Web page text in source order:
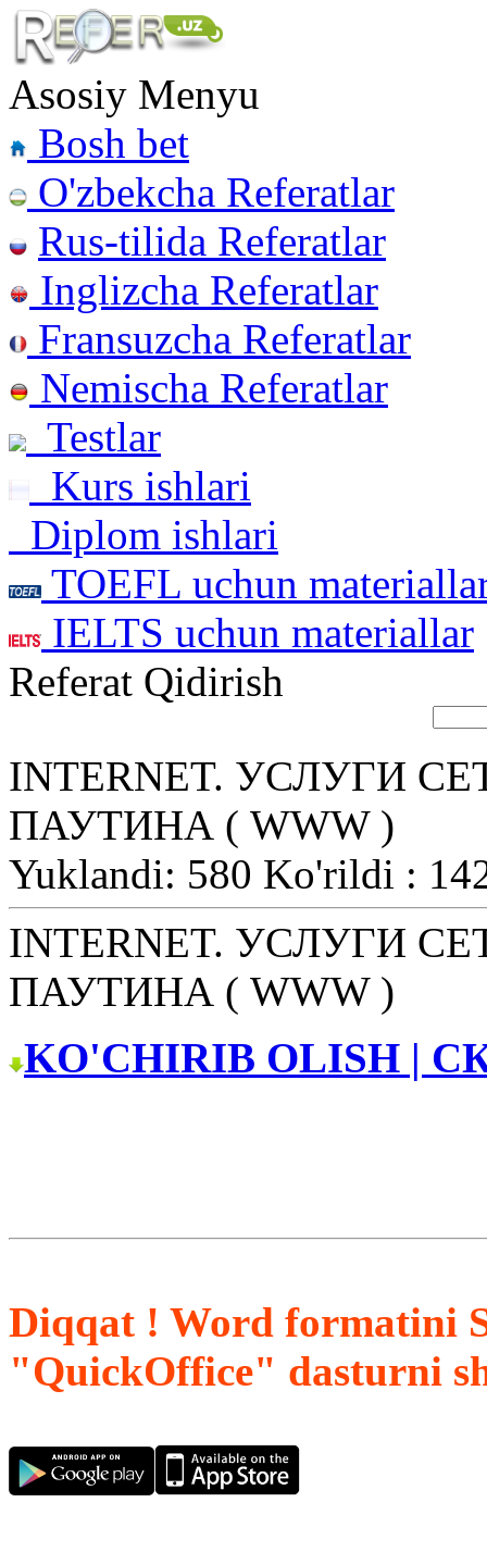
Asosiy Menyu
Bosh bet
O'zbekcha Referatlar
Rus-tilida Referatlar
Inglizcha Referatlar
Fransuzcha Referatlar
Nemischa Referatlar
Testlar
Kurs ishlari
Diplom ishlari
TOEFL uchun
IELTS uchun materiallar
Referat Qidirish
INTERNET. УСЛУГИ
ПАУТИНА ( WWW )
Yuklandi: 580 Ko'rildi :
INTERNET. УСЛУГИ
ПАУТИНА ( WWW )
KO'CHIRIB OLISH |
Diqqat ! Word formatini
"QuickOffice" dasturni